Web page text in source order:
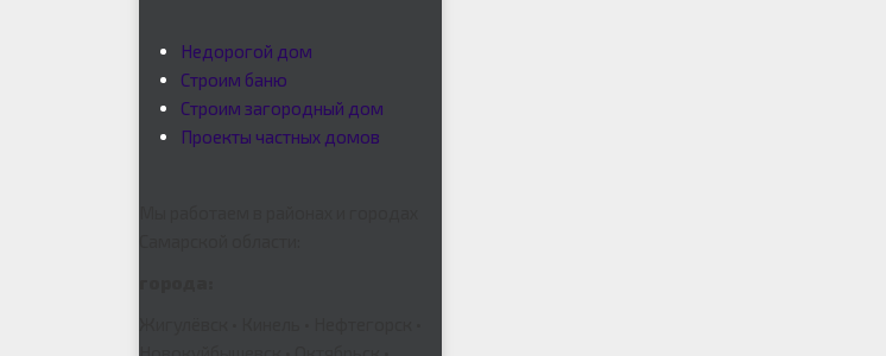
Недорогой дом
Строим баню
Строим загородный дом
Проекты частных домов